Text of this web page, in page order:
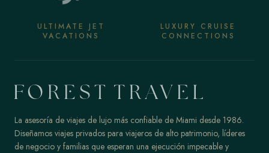
ULTIMATE JET
VACATIONS
LUXURY CRUISE
CONNECTIONS
La asesoría de viajes de lujo más confiable de Miami desde 1986.
Diseñamos viajes privados para viajeros de alto patrimonio, líderes
de negocio y familias que esperan una ejecución impecable y